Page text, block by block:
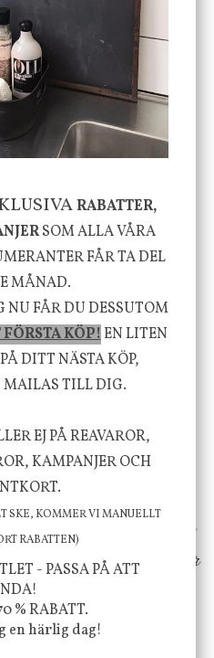
Bordslampa Mushroom
vit, Utomhus
499 kr
INFO KÖP
Nicolas Vahé
Serveringsfat, Ostron,
Stengods
415 kr
INFO KÖP
upplevelse och
och ditt hem! Med
och dess färgpalett
utvalda produkter som
ger det lilla extra för
välmående!
RABATTER,
SOM ALLA VÅRA
FÅR TA DEL
MÅNAD.
FÅR DU DESSUTOM
KÖP!EN LITEN
DITT NÄSTA KÖP,
MAILAS TILL DIG.
EJ PÅ REAVAROR,
KAMPANJER OCH
SKE, KOMMER VI MANUELLT
RABATTEN)
- PASSA PÅ ATT
% RABATT.
en härlig dag!